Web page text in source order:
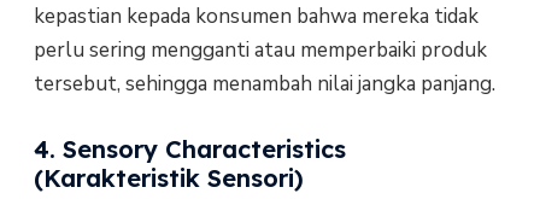
kepastian kepada konsumen bahwa mereka tidak
perlu sering mengganti atau memperbaiki produk
tersebut, sehingga menambah nilai jangka panjang.
4. Sensory Characteristics
(Karakteristik Sensori)